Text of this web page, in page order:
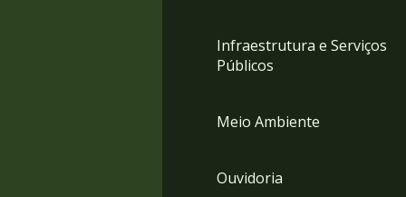
Infraestrutura e Serviços
Públicos
Meio Ambiente
Ouvidoria